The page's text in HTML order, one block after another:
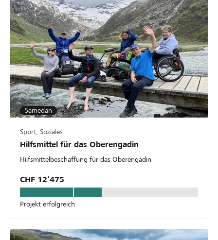
Samedan
Sport, Soziales
Hilfsmittel für das Oberengadin
Hilfsmittelbeschaffung für das Oberengadin
CHF 12’475
Projekt erfolgreich